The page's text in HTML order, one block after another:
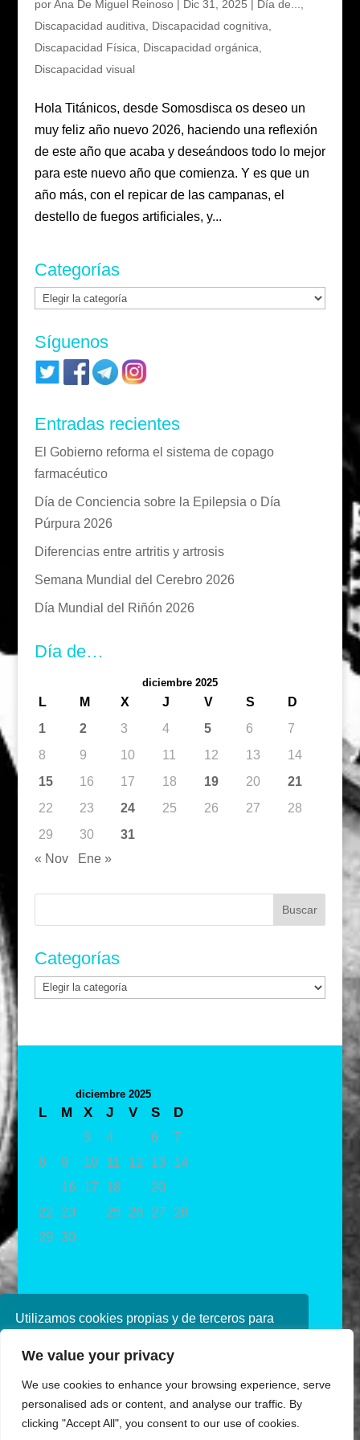
Utilizamos cookies propias y de terceros para
navegando, consideramos que acepta su uso.
política de cookies consulte nuestra
Política de
privacidad
We value your privacy
We use cookies to enhance your browsing experience, serve
personalised ads or content, and analyse our traffic. By
clicking "Accept All", you consent to our use of cookies.
porAna De Miguel Reinoso| Dic 31, 2025 | Día de...
Discapacidad auditiva
Discapacidad cognitiva
Discapacidad Física
Discapacidad orgánica
Discapacidad visual
Hola Titánicos, desde Somosdisca os deseo un
muy feliz año nuevo 2026, haciendo una reflexión
de este año que acaba y deseándoos todo lo mejor
para este nuevo año que comienza. Y es que un
año más, con el repicar de las campanas, el
destello de fuegos artificiales, y...
Categorías
Categorías
Síguenos
Entradas recientes
El Gobierno reforma el sistema de copago
farmacéutico
Día de Conciencia sobre la Epilepsia o Día
Púrpura 2026
Diferencias entre artritis y artrosis
Semana Mundial del Cerebro 2026
Día Mundial del Riñón 2026
Día de…
diciembre 2025
L M X J V S
D
1
2 3 4 5 6
7
8
9 10 11 12 13
14
15
16 17 18 19 20
21
22
23 24 25 26 27
28
29
30
31
« Nov
Ene »
Categorías
Categorías
diciembre 2025
L M X J V S
D
3 4 6
7
8
9 10 11 12 13
14
16 17 18 20
22
23 25 26 27
28
29 30